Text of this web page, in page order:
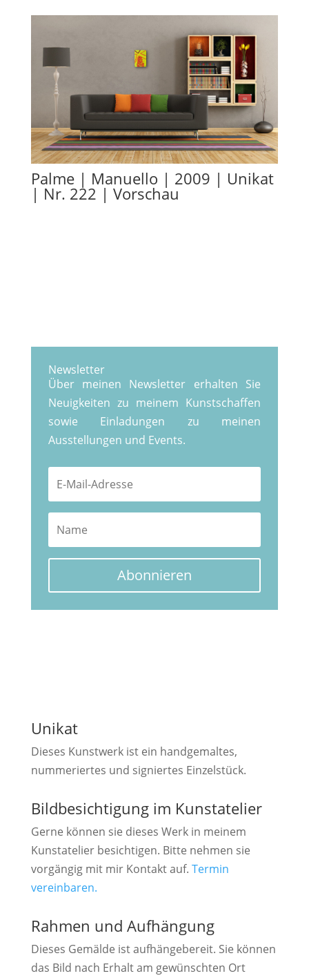
Palme | Manuello | 2009 | Unikat
| Nr. 222 | Vorschau
Newsletter
Über meinen Newsletter erhalten Sie
Neuigkeiten zu meinem Kunstschaffen
sowie Einladungen zu meinen
Ausstellungen und Events.
Abonnieren
Unikat
Dieses Kunstwerk ist ein handgemaltes,
nummeriertes und signiertes Einzelstück.
Bildbesichtigung im Kunstatelier
Gerne können sie dieses Werk in meinem
Kunstatelier besichtigen. Bitte nehmen sie
vorgängig mit mir Kontakt auf. Termin
vereinbaren.
Rahmen und Aufhängung
Dieses Gemälde ist aufhängebereit. Sie können
das Bild nach Erhalt am gewünschten Ort